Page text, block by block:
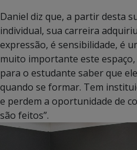
Daniel diz que, a partir desta
individual, sua carreira
expressão, é sensibilidade, é
muito importante este
para o estudante saber que
quando se formar. Tem
e perdem a oportunidade de
são feitos”.